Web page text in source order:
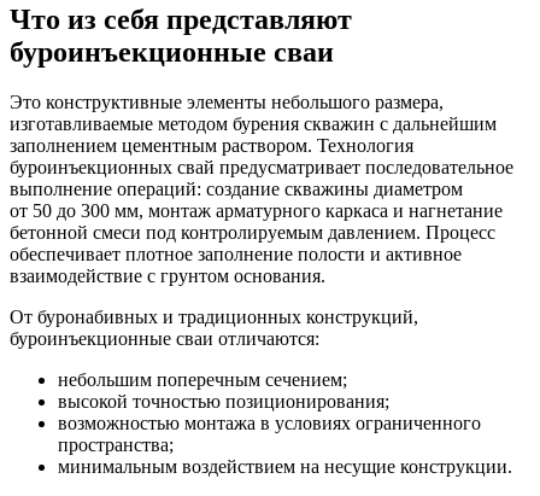
Что из себя представляют
буроинъекционные сваи
Это конструктивные элементы небольшого размера,
изготавливаемые методом бурения скважин с дальнейшим
заполнением цементным раствором. Технология
буроинъекционных свай предусматривает последовательное
выполнение операций: создание скважины диаметром
от 50 до 300 мм, монтаж арматурного каркаса и нагнетание
бетонной смеси под контролируемым давлением. Процесс
обеспечивает плотное заполнение полости и активное
взаимодействие с грунтом основания.
От буронабивных и традиционных конструкций,
буроинъекционные сваи отличаются:
небольшим поперечным сечением;
высокой точностью позиционирования;
возможностью монтажа в условиях ограниченного
пространства;
минимальным воздействием на несущие конструкции.